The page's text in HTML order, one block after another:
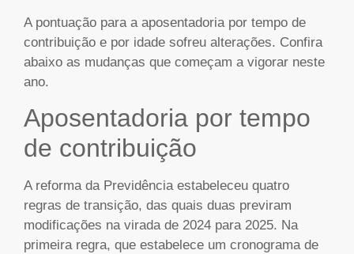
A pontuação para a aposentadoria por tempo de
contribuição e por idade sofreu alterações. Confira
abaixo as mudanças que começam a vigorar neste
ano.
Aposentadoria por tempo
de contribuição
A reforma da Previdência estabeleceu quatro
regras de transição, das quais duas previram
modificações na virada de 2024 para 2025. Na
primeira regra, que estabelece um cronograma de